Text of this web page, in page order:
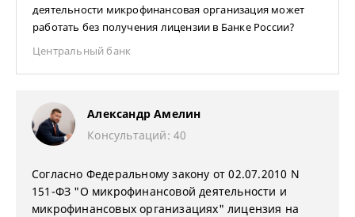
деятельности микрофинансовая организация может
работать без получения лицензии в Банке России?
Центральный банк
Александр Амелин
Консультаций: 40
Согласно Федеральному закону от 02.07.2010 N
151-ФЗ "О микрофинансовой деятельности и
микрофинансовых организациях" лицензия на